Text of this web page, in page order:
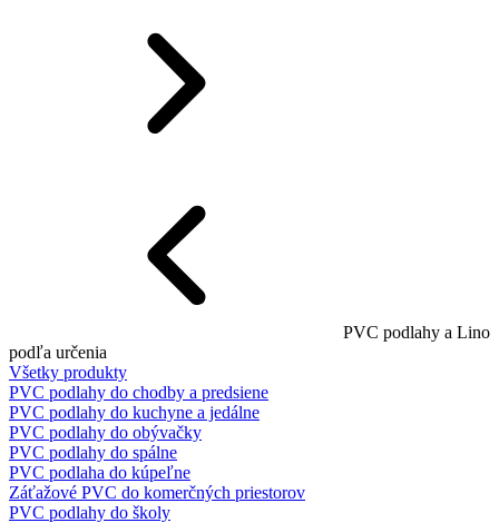
PVC podlahy a Lino
podľa určenia
Všetky produkty
PVC podlahy do chodby a predsiene
PVC podlahy do kuchyne a jedálne
PVC podlahy do obývačky
PVC podlahy do spálne
PVC podlaha do kúpeľne
Záťažové PVC do komerčných priestorov
PVC podlahy do školy